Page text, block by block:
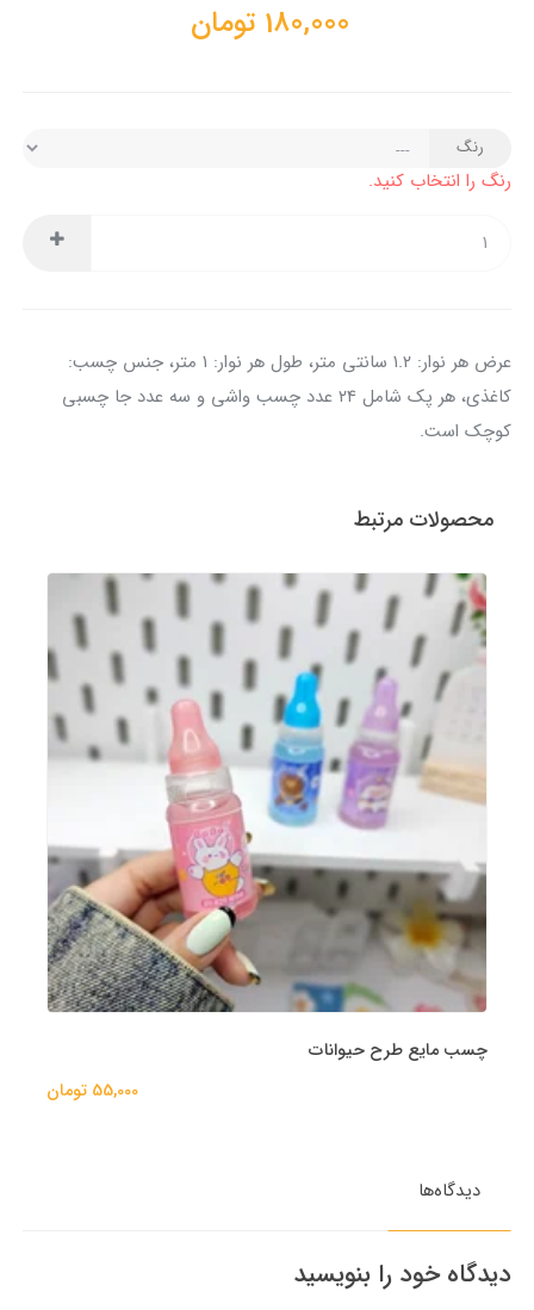
180,000 تومان
رنگ
رنگ را انتخاب کنید.
عرض هر نوار: ۱.۲ سانتی متر، طول هر نوار: ۱ متر، جنس چسب:
کاغذی، هر پک شامل ۲۴ عدد چسب واشی و سه عدد جا چسبی
کوچک است.
محصولات مرتبط
چسب مایع طرح حیوانات
55,000 تومان
دیدگاه‌ها
دیدگاه خود را بنویسید